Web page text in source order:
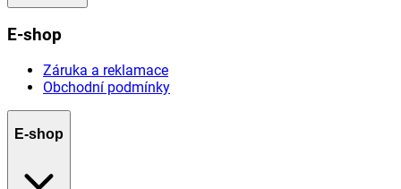
E-shop
Záruka a reklamace
Obchodní podmínky
E-shop